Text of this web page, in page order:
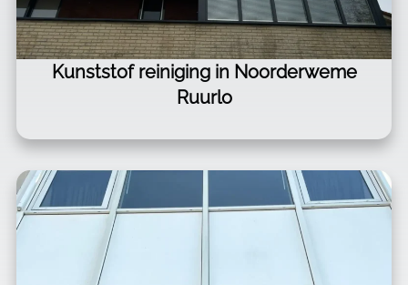
Kunststof reiniging in Noorderweme
Ruurlo